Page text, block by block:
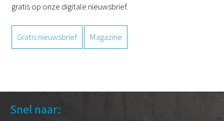
gratis op onze digitale nieuwsbrief.
Gratis nieuwsbrief Magazine
Snel naar: